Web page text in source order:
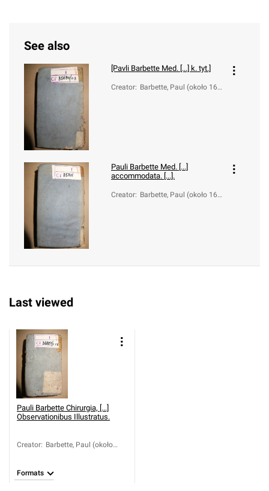
See also
[Pavli Barbette Med. [...] k. tyt.]
Creator: Barbette, Paul (około 162
Pauli Barbette Med. [...]
accommodata. [...].
Creator: Barbette, Paul (około 162
Last viewed
Pauli Barbette Chirurgia, [...]
Observationibus Illustratus.
Creator: Barbette, Paul (około
Formats